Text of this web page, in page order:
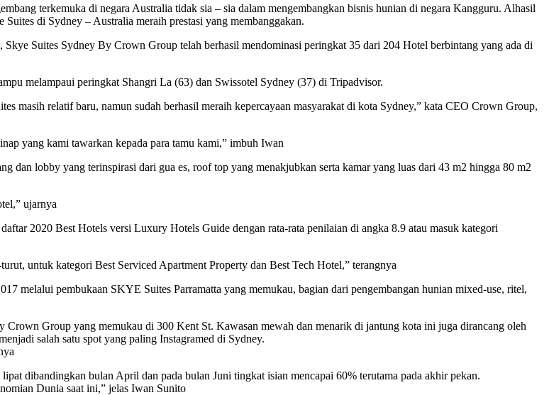
terkemuka di negara Australia tidak sia – sia dalam mengembangkan bisnis hunian di negara Kangguru. Alhasil
di Sydney – Australia meraih prestasi yang membanggakan.
Suites Sydney By Crown Group telah berhasil mendominasi peringkat 35 dari 204 Hotel berbintang yang ada di
melampaui peringkat Shangri La (63) dan Swissotel Sydney (37) di Tripadvisor.
masih relatif baru, namun sudah berhasil meraih kepercayaan masyarakat di kota Sydney,” kata CEO Crown Group,
yang kami tawarkan kepada para tamu kami,” imbuh Iwan
dan lobby yang terinspirasi dari gua es, roof top yang menakjubkan serta kamar yang luas dari 43 m2 hingga 80 m2
ujarnya
2020 Best Hotels versi Luxury Hotels Guide dengan rata-rata penilaian di angka 8.9 atau masuk kategori
untuk kategori Best Serviced Apartment Property dan Best Tech Hotel,” terangnya
melalui pembukaan SKYE Suites Parramatta yang memukau, bagian dari pengembangan hunian mixed-use, ritel,
Group yang memukau di 300 Kent St. Kawasan mewah dan menarik di jantung kota ini juga dirancang oleh
salah satu spot yang paling Instagramed di Sydney.
dibandingkan bulan April dan pada bulan Juni tingkat isian mencapai 60% terutama pada akhir pekan.
Dunia saat ini,” jelas Iwan Sunito